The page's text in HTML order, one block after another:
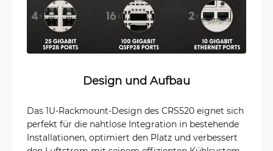
Design und Aufbau
Das 1U-Rackmount-Design des CRS520 eignet sich
perfekt für die nahtlose Integration in bestehende
Installationen, optimiert den Platz und verbessert